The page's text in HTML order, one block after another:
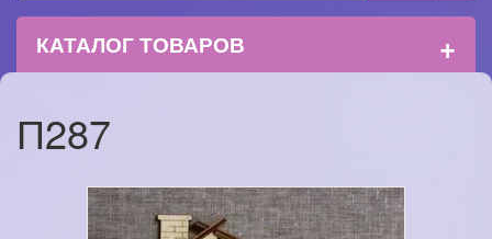
КАТАЛОГ ТОВАРОВ +
П287